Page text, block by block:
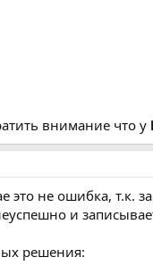
внимание что у
это не ошибка, т.к.
и
решения: